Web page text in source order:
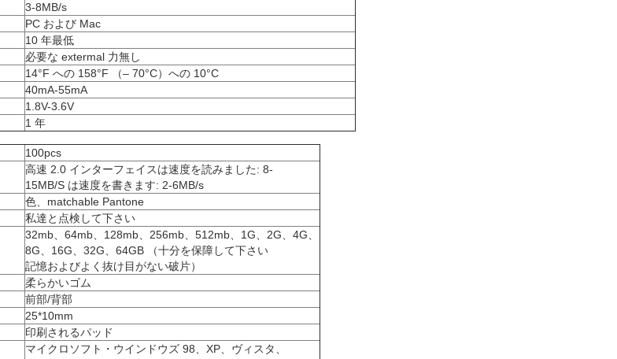
3-8MB/s
PC および Mac
10 年最低
必要な extermal 力無し
14°F への 158°F （– 70°C）への 10°C
40mA-55mA
1.8V-3.6V
1 年
100pcs
高速 2.0 インターフェイスは速度を読みました: 8-
15MB/S は速度を書きます: 2-6MB/s
色、matchable Pantone
私達と点検して下さい
32mb、64mb、128mb、256mb、512mb、1G、2G、4G、
8G、16G、32G、64GB （十分を保障して下さい
記憶およびよく抜け目がない破片）
柔らかいゴム
前部/背部
25*10mm
印刷されるパッド
マイクロソフト・ウインドウズ 98、XP、ヴィスタ、